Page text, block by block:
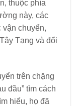
thuộc phía
này, các
chuyển,
Tạng và đổi
trên chặng
đầu” tìm cách
hiểu, họ đã